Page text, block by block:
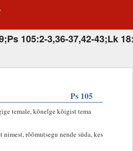
105:2-3,36-37,42-43;Lk
Ps 105
temale, kõnelge kõigist tema
rõõmutsegu nende süda, kes